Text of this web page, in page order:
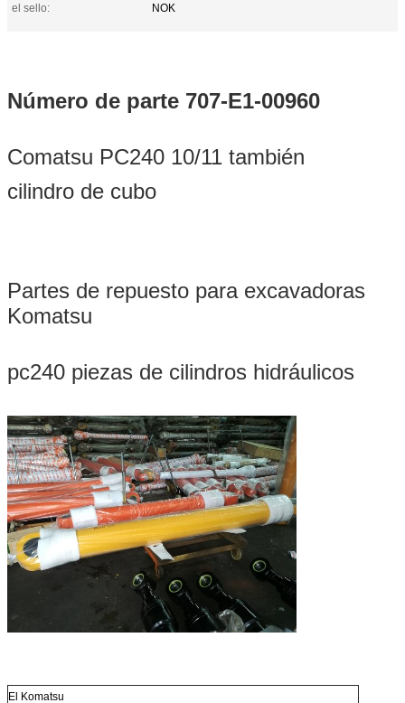
el sello:
NOK
Número de parte 707-E1-00960
Comatsu PC240 10/11 también
cilindro de cubo
Partes de repuesto para excavadoras
Komatsu
pc240 piezas de cilindros hidráulicos
El Komatsu